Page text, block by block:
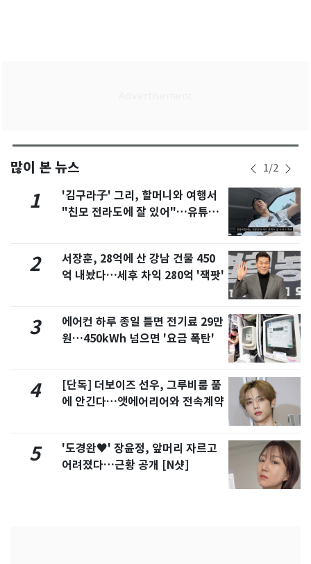
많이 본 뉴스 1/2
1
'김구라子' 그리, 할머니와 여행서
"친모 전라도에 잘 있어"…유튜브
2
서장훈, 28억에 산 강남 건물 450
억 내놨다…세후 차익 280억 '잭팟'
3
에어컨 하루 종일 틀면 전기료 29만
원…450kWh 넘으면 '요금 폭탄'
4
[단독] 더보이즈 선우, 그루비룸 품
에 안긴다…앳에어리어와 전속계약
5
'도경완♥' 장윤정, 앞머리 자르고
어려졌다…근황 공개 [N샷]